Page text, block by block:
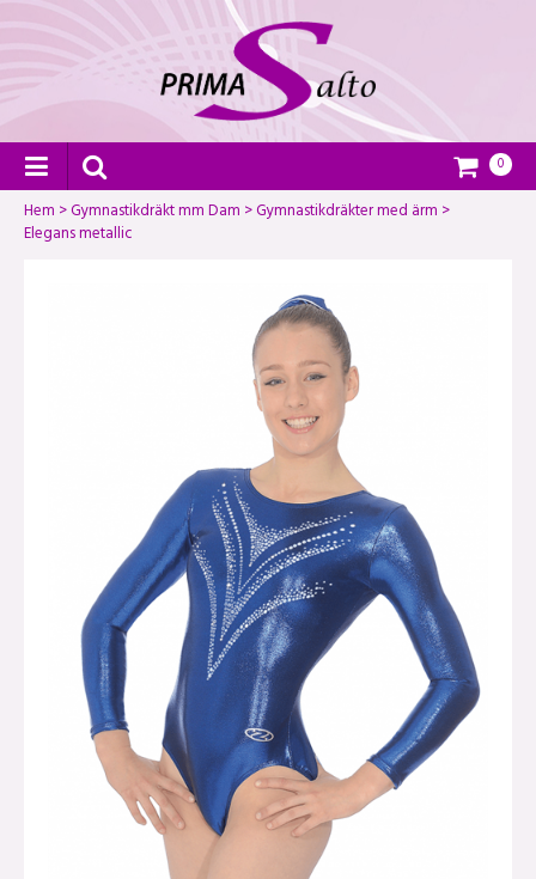
0
Hem >Gymnastikdräkt mm Dam >Gymnastikdräkter med ärm >
Elegans metallic